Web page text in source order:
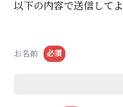
以下の内容で送信して
お名前 必須